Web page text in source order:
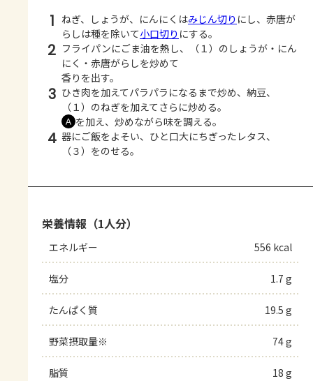
1 ねぎ、しょうが、にんにくはみじん切り にし、赤唐が
らしは種を除いて小口切り にする。
2 フライパンにごま油を熱し、（１）のしょうが・にん
にく・赤唐がらしを炒めて
香りを出す。
3 ひき肉を加えてパラパラになるまで炒め、納豆、
（１）のねぎを加えてさらに炒める。
Ａ を加え、炒めながら味を調える。
4 器にご飯をよそい、ひと口大にちぎったレタス、
（３）をのせる。
栄養情報（1人分）
エネルギー 556 kcal
塩分 1.7 g
たんぱく質 19.5 g
野菜摂取量※ 74 g
脂質 18 g